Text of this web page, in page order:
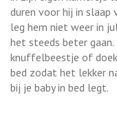
duren voor hij in slaap
leg hem niet weer in
het steeds beter
knuffelbeestje of
bed zodat het lekker
bij je baby in bed legt.